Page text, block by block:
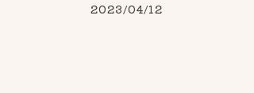
2023/04/12